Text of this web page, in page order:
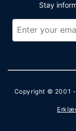
Stay
Copyright © 2001